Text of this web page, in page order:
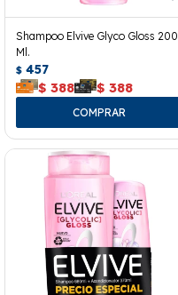
Shampoo Elvive Glyco Gloss 200
Ml.
$ 457
$ 388 $ 388